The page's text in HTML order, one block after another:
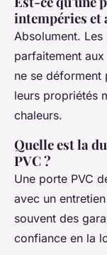
intempéries et
Absolument.
parfaitement aux
ne se déforment
leurs propriétés
chaleurs.
Quelle est la
PVC ?
Une porte PVC
avec un
souvent des
confiance en la